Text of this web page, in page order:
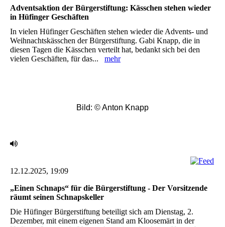
Adventsaktion der Bürgerstiftung: Kässchen stehen wieder
in Hüfinger Geschäften
In vielen Hüfinger Geschäften stehen wieder die Advents- und
Weihnachtskässchen der Bürgerstiftung. Gabi Knapp, die in
diesen Tagen die Kässchen verteilt hat, bedankt sich bei den
vielen Geschäften, für das... mehr
Bild: © Anton Knapp
12.12.2025, 19:09
‎„Einen Schnaps“ für die Bürgerstiftung - Der Vorsitzende
räumt seinen Schnapskeller
Die Hüfinger Bürgerstiftung beteiligt sich am Dienstag, 2.
Dezember, mit einem eigenen Stand am ‎Kloosemärt in der